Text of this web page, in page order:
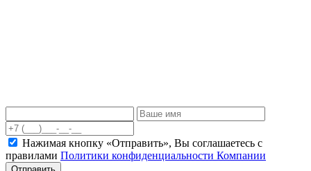
Нажимая кнопку «Отправить», Вы соглашаетесь c
правилами Политики конфиденциальности Компании